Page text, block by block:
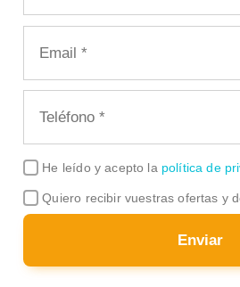
He leído y acepto la política de
Quiero recibir vuestras ofertas y
Enviar